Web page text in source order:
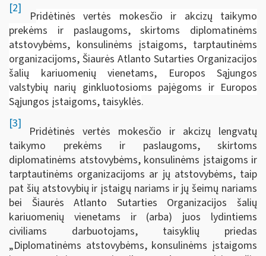
[2]
Pridėtinės vertės mokesčio ir akcizų taikymo
prekėms ir paslaugoms, skirtoms diplomatinėms
atstovybėms, konsulinėms įstaigoms, tarptautinėms
organizacijoms, Šiaurės Atlanto Sutarties Organizacijos
šalių kariuomenių vienetams, Europos Sąjungos
valstybių narių ginkluotosioms pajėgoms ir Europos
Sąjungos įstaigoms, taisyklės.
[3]
Pridėtinės vertės mokesčio ir akcizų lengvatų
taikymo prekėms ir paslaugoms, skirtoms
diplomatinėms atstovybėms, konsulinėms įstaigoms ir
tarptautinėms organizacijoms ar jų atstovybėms, taip
pat šių atstovybių ir įstaigų nariams ir jų šeimų nariams
bei Šiaurės Atlanto Sutarties Organizacijos šalių
kariuomenių vienetams ir (arba) juos lydintiems
civiliams darbuotojams, taisyklių priedas
„Diplomatinėms atstovybėms, konsulinėms įstaigoms